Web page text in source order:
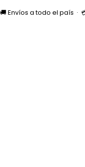
🚚 Envíos a todo el país  ·